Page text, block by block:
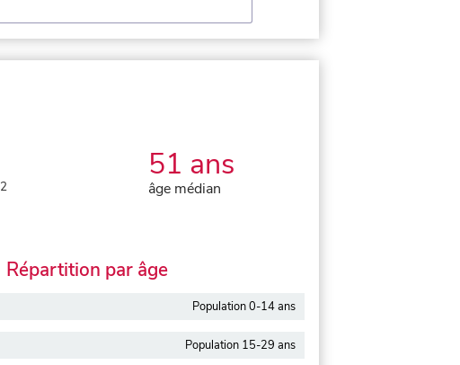
2
51 ans
âge médian
Répartition par âge
Population 0-14 ans
Population 15-29 ans